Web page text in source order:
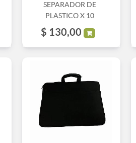
SEPARADOR DE
PLASTICO X 10
$ 130,00